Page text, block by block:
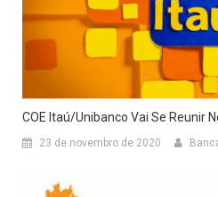
COE Itaú/Unibanco Vai Se Reunir
23 de novembro de 2020